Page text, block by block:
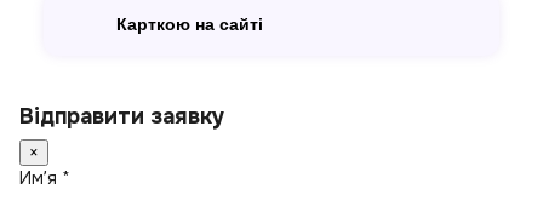
Карткою на сайті
Відправити заявку
×
Имʼя *